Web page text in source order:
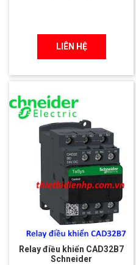
LIÊN HỆ
Relay điều khiển CAD32B7
Schneider